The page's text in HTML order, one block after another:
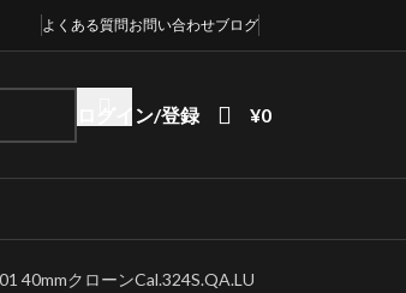
よくある質問お問い合わせブログ
ログイン/登録 ¥0
40mmクローンCal.324S.QA.LU